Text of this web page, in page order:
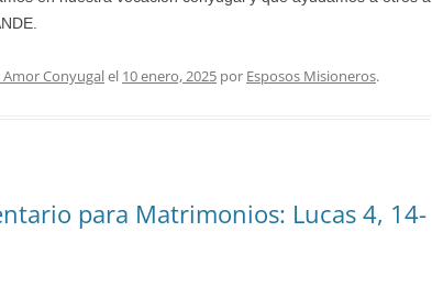
Conyugalel 10 enero, 2025 por Esposos Misioneros.
para Matrimonios: Lucas 4, 14-